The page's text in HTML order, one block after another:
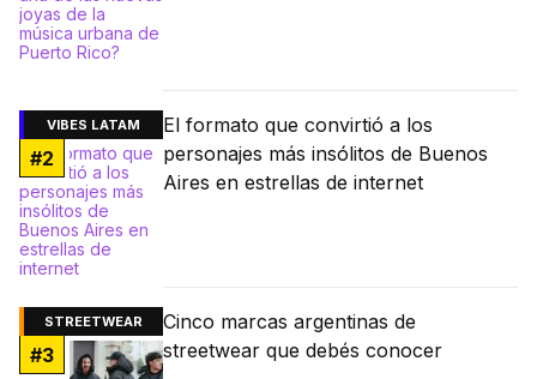
VIBES LATAM
#2
El formato que convirtió a los
personajes más insólitos de Buenos
Aires en estrellas de internet
STREETWEAR
#3
Cinco marcas argentinas de
streetwear que debés conocer